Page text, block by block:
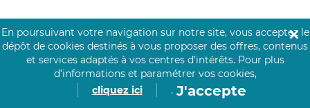
Mentions Légales
Prérequis Click&Care
En poursuivant votre navigation sur notre site, vous acceptez le
dépôt de cookies destinés à vous proposer des offres, contenus
et services adaptés à vos centres d’intérêts. Pour plus
d’informations et paramétrer vos cookies,
cliquez ici
. J'accepte
✕